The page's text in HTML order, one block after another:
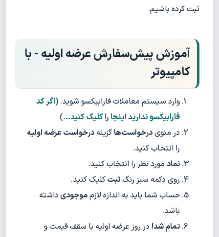
ثبت کرده باشیم.
آموزش پیش‌سفارش عرضه اولیه -با
کامپیوتر
وارد سیستم معاملات فارابیکسو شوید. (اگر کد
فارابیکسو ندارید اینجا را کلیک کنید...)
در منویدرخواست‌هاگزینه درخواست عرضه اولیه
را انتخاب کنید.
نماد مورد نظر را انتخاب کنید.
روی دکمه سبز رنگثبتکلیک کنید.
حساب شما باید به اندازه لازمموجودی داشته
باشد.
تمام شد! در روز عرضه اولیه با سقف قیمت و